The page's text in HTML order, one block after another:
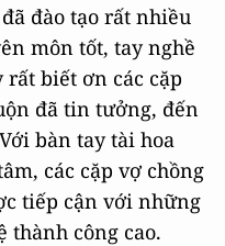
đào tạo rất nhiều
môn tốt, tay nghề
rất biết ơn các cặp
đã tin tưởng, đến
bàn tay tài hoa
các cặp vợ chồng
tiếp cận với những
thành công cao.